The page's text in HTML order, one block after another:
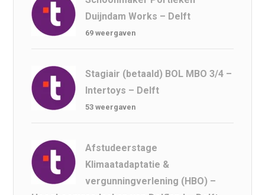
Duijndam Works – Delft
69 weergaven
Stagiair (betaald) BOL MBO 3/4 –
Intertoys – Delft
53 weergaven
Afstudeerstage
Klimaatadaptatie &
vergunningverlening (HBO) –